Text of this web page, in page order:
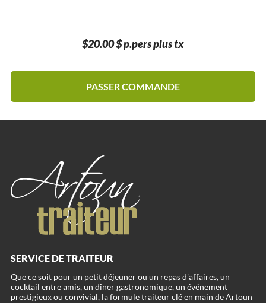
$20.00 $ p.pers plus tx
PASSER COMMANDE
SERVICE DE TRAITEUR
Que ce soit pour un petit déjeuner ou un repas d'affaires, un
cocktail entre amis, un dîner gastronomique, un événement
prestigieux ou convivial, la formule traiteur clé en main de Artoun